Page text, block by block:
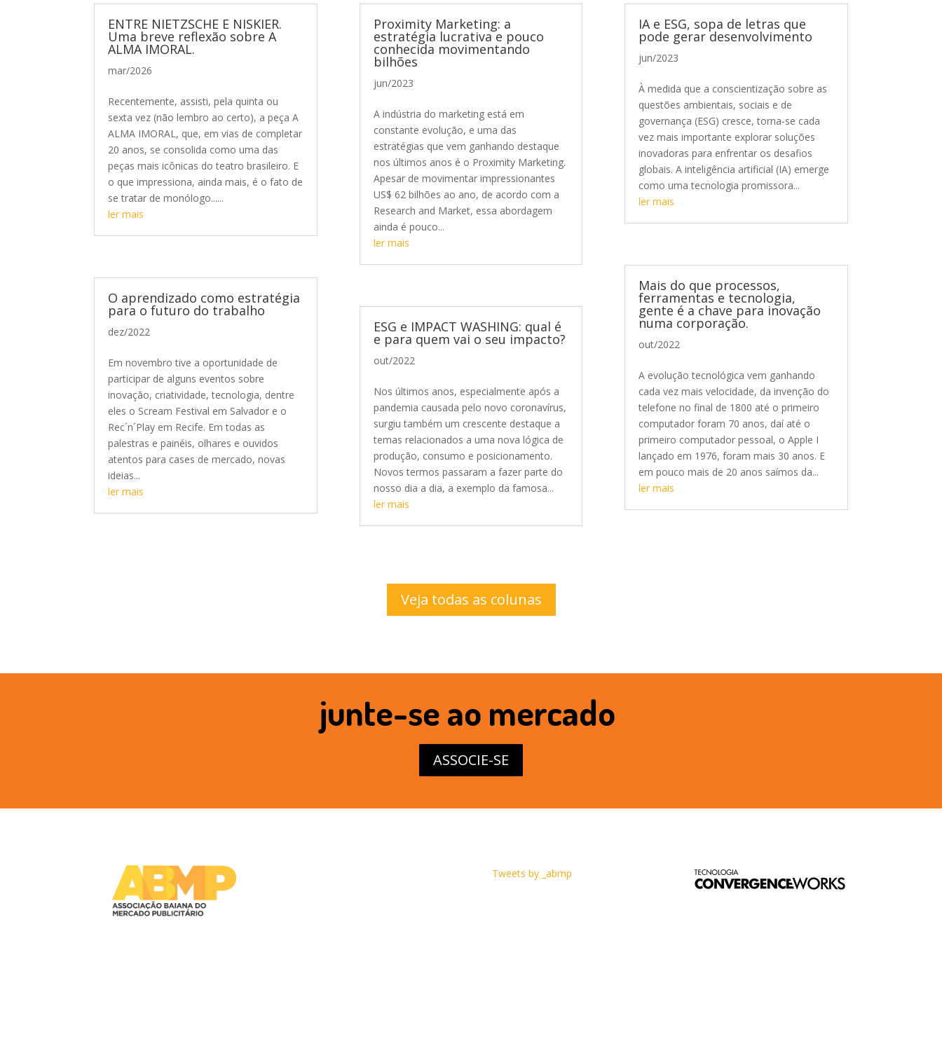
ENTRE NIETZSCHE E NISKIER.
Uma breve reflexão sobre A
ALMA IMORAL.
mar/2026
Recentemente, assisti, pela quinta ou
sexta vez (não lembro ao certo), a peça A
ALMA IMORAL, que, em vias de completar
20 anos, se consolida como uma das
peças mais icônicas do teatro brasileiro. E
o que impressiona, ainda mais, é o fato de
se tratar de monólogo......
ler mais
O aprendizado como estratégia
para o futuro do trabalho
dez/2022
Em novembro tive a oportunidade de
participar de alguns eventos sobre
inovação, criatividade, tecnologia, dentre
eles o Scream Festival em Salvador e o
Rec´n´Play em Recife. Em todas as
palestras e painéis, olhares e ouvidos
atentos para cases de mercado, novas
ideias...
ler mais
Proximity Marketing: a
estratégia lucrativa e pouco
conhecida movimentando
bilhões
jun/2023
A indústria do marketing está em
constante evolução, e uma das
estratégias que vem ganhando destaque
nos últimos anos é o Proximity Marketing.
Apesar de movimentar impressionantes
US$ 62 bilhões ao ano, de acordo com a
Research and Market, essa abordagem
ainda é pouco...
ler mais
ESG e IMPACT WASHING: qual é
e para quem vai o seu impacto?
out/2022
Nos últimos anos, especialmente após a
pandemia causada pelo novo coronavírus,
surgiu também um crescente destaque a
temas relacionados a uma nova lógica de
produção, consumo e posicionamento.
Novos termos passaram a fazer parte do
nosso dia a dia, a exemplo da famosa...
ler mais
IA e ESG, sopa de letras que
pode gerar desenvolvimento
jun/2023
À medida que a conscientização sobre as
questões ambientais, sociais e de
governança (ESG) cresce, torna-se cada
vez mais importante explorar soluções
inovadoras para enfrentar os desafios
globais. A inteligência artificial (IA) emerge
como uma tecnologia promissora...
ler mais
Mais do que processos,
ferramentas e tecnologia,
gente é a chave para inovação
numa corporação.
out/2022
A evolução tecnológica vem ganhando
cada vez mais velocidade, da invenção do
telefone no final de 1800 até o primeiro
computador foram 70 anos, daí até o
primeiro computador pessoal, o Apple I
lançado em 1976, foram mais 30 anos. E
em pouco mais de 20 anos saímos da...
ler mais
Veja todas as colunas
junte-se ao mercado
ASSOCIE-SE
Tweets by _abmp